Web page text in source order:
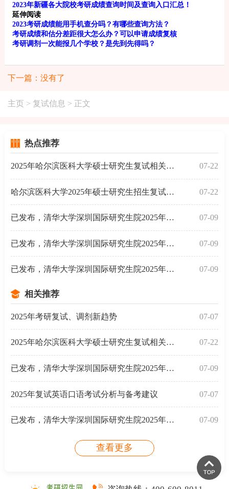
2023年新疆各大院校考研成绩查询时间及查询入口汇总！
延伸阅读
2023考研成绩能用手机查分吗？有哪些查询方法？
考研成绩和估分差距很大怎么办？可以申请成绩复核
考研调剂一次能报几个学校？是先到先得吗？
下一篇：没有了
主页 > 复试信息 > 正文
热点推荐
2025年哈尔滨医科大学硕士研究生复试相关通知（ 07-22
哈尔滨医科大学2025年硕士研究生招生复试和录取 07-22
已发布，清华大学深圳国际研究生院2025年硕士统 07-09
已发布，清华大学深圳国际研究生院2025年高级财 07-09
已发布，清华大学深圳国际研究生院2025年金融硕 07-09
相关推荐
2025年考研复试、调剂新趋势 07-07
2025年哈尔滨医科大学硕士研究生复试相关通知（复试线 07-22
已发布，清华大学深圳国际研究生院2025年硕士统招生复 07-09
2025年复试英语口语考试分析与备考建议 07-07
已发布，清华大学深圳国际研究生院2025年金融硕士项目 07-09
查看更多